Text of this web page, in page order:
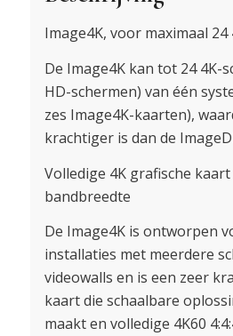
Image4K, voor maximaal 24
De Image4K kan tot 24 4K-
HD-schermen) van één
zes Image4K-kaarten),
krachtiger is dan de
Volledige 4K grafische
bandbreedte
De Image4K is ontworpen
installaties met meerdere
videowalls en is een zeer
kaart die schaalbare
maakt en volledige 4K60